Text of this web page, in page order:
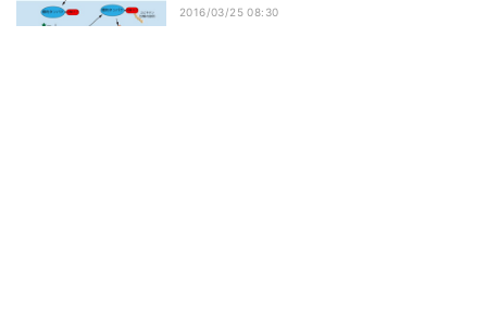
2016/03/25 08:30